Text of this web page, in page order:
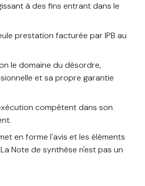
à des fins entrant dans le
prestation facturée par IPB au
le domaine du désordre,
et sa propre garantie
compétent dans son
en forme l'avis et les éléments
Note de synthèse n'est pas un